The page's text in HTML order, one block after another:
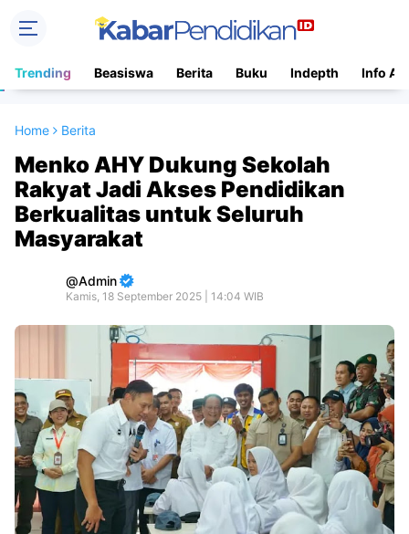
Trending Beasiswa Berita Buku Indepth Info
Home Berita
Menko AHY Dukung Sekolah
Rakyat Jadi Akses Pendidikan
Berkualitas untuk Seluruh
Masyarakat
Admin
Kamis, 18 September 2025 | 14:04 WIB